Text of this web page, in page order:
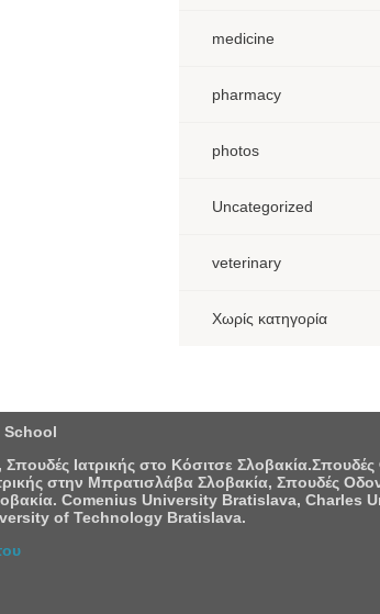
medicine
pharmacy
photos
Uncategorized
veterinary
Χωρίς κατηγορία
School
Ιατρικής στο Κόσιτσε
στην Μπρατισλάβα Σλοβακία, Σπουδές
Comenius University Bratislava, Charles
of Technology Bratislava.